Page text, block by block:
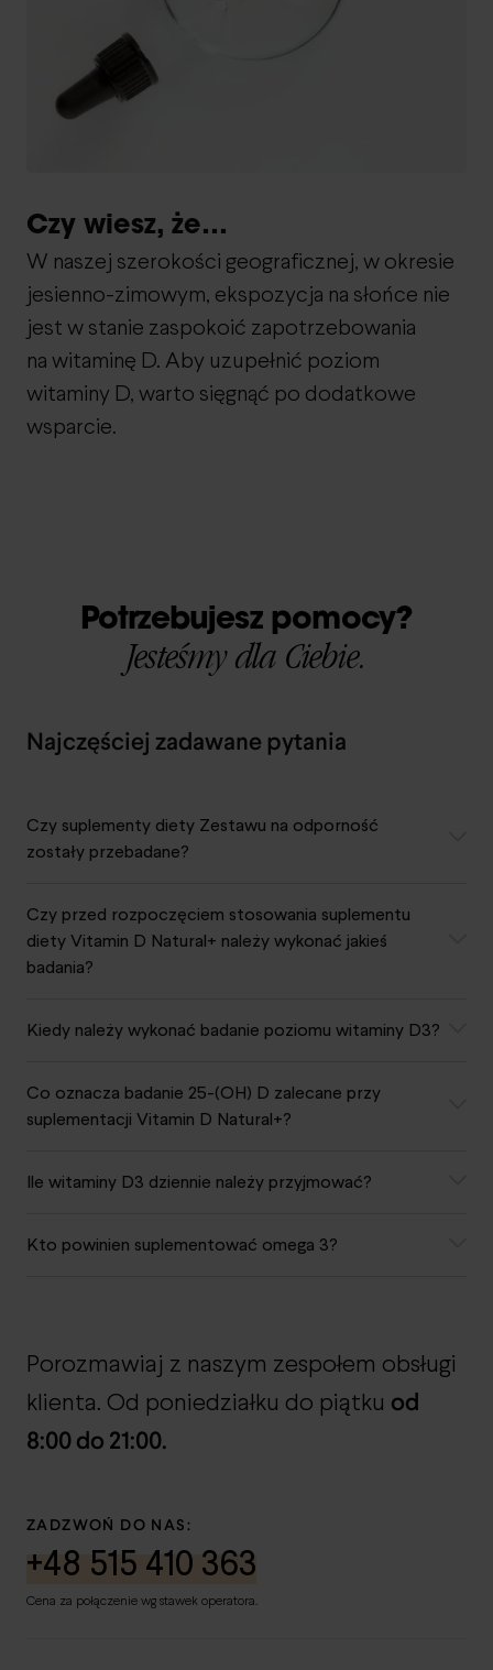
Czy wiesz, że…
W naszej szerokości geograficznej, w okresie
jesienno-zimowym, ekspozycja na słońce nie
jest w stanie zaspokoić zapotrzebowania
na witaminę D. Aby uzupełnić poziom
witaminy D, warto sięgnąć po dodatkowe
wsparcie.
Potrzebujesz pomocy?
Jesteśmy dla Ciebie.
Najczęściej zadawane pytania
Czy suplementy diety Zestawu na odporność
zostały przebadane?
Czy przed rozpoczęciem stosowania suplementu
diety Vitamin D Natural+ należy wykonać jakieś
badania?
Kiedy należy wykonać badanie poziomu witaminy D3?
Co oznacza badanie 25-(OH) D zalecane przy
suplementacji Vitamin D Natural+?
Ile witaminy D3 dziennie należy przyjmować?
Kto powinien suplementować omega 3?
Porozmawiaj z naszym zespołem obsługi
klienta. Od poniedziałku do piątku od
8:00 do 21:00.
ZADZWOŃ DO NAS:
+48 515 410 363
Cena za połączenie wg stawek operatora.